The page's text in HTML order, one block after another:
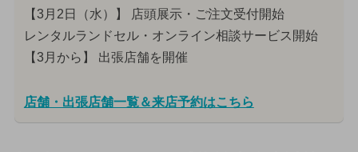
【3月2日（水）】 店頭展示・ご注文受付開始
レンタルランドセル・オンライン相談サービス開始
【3月から】 出張店舗を開催
店舗・出張店舗一覧＆来店予約はこちら